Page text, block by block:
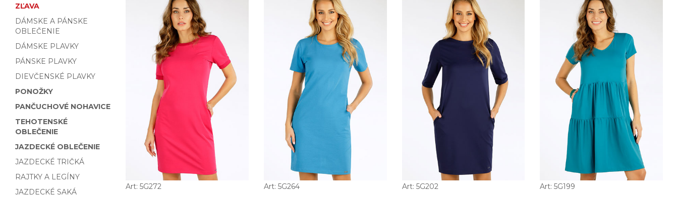
ZĽAVA
DÁMSKE A PÁNSKE
OBLEČENIE
DÁMSKE PLAVKY
PÁNSKE PLAVKY
DIEVČENSKÉ PLAVKY
PONOŽKY
PANČUCHOVÉ NOHAVICE
TEHOTENSKÉ
OBLEČENIE
JAZDECKÉ OBLEČENIE
JAZDECKÉ TRIČKÁ
RAJTKY A LEGÍNY
JAZDECKÉ SAKÁ
Art: 5G272 Art: 5G264 Art: 5G202 Art: 5G199